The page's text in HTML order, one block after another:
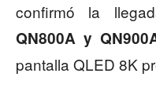
confirmó la
QN800A y
pantalla QLED 8K